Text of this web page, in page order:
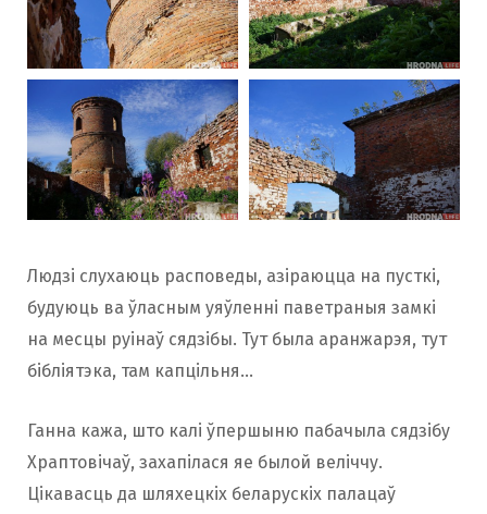
Людзі слухаюць расповеды, азіраюцца на пусткі,
будуюць ва ўласным уяўленні паветраныя замкі
на месцы руінаў сядзібы. Тут была аранжарэя, тут
бібліятэка, там капцільня…
Ганна кажа, што калі ўпершыню пабачыла сядзібу
Храптовічаў, захапілася яе былой веліччу.
Цікавасць да шляхецкіх беларускіх палацаў